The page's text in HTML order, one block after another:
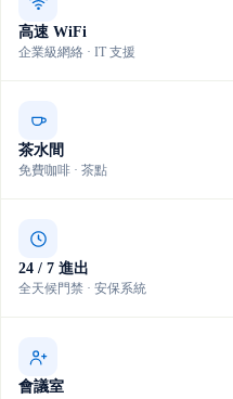
高速 WiFi
企業級網絡 · IT 支援
茶水間
免費咖啡 · 茶點
24 / 7 進出
全天候門禁 · 安保系統
會議室